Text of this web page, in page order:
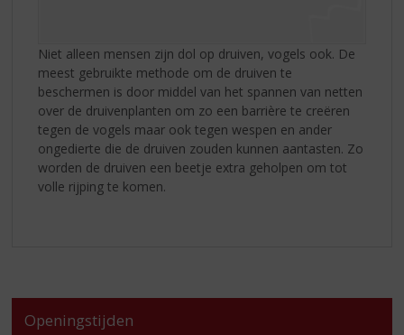
Niet alleen mensen zijn dol op druiven, vogels ook. De
meest gebruikte methode om de druiven te
beschermen is door middel van het spannen van netten
over de druivenplanten om zo een barrière te creëren
tegen de vogels maar ook tegen wespen en ander
ongedierte die de druiven zouden kunnen aantasten. Zo
worden de druiven een beetje extra geholpen om tot
volle rijping te komen.
Openingstijden